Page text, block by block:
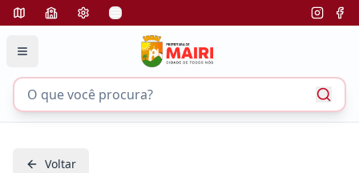
Voltar